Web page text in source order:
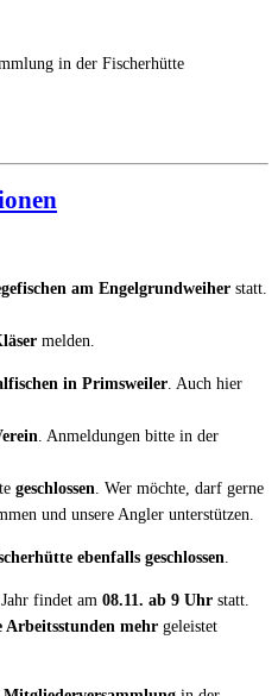
in der Fischerhütte
am Engelgrundweiher statt.
melden.
in Primsweiler. Auch hier
. Anmeldungen bitte in der
geschlossen. Wer möchte, darf gerne
und unsere Angler unterstützen.
ebenfalls geschlossen.
findet am 08.11. ab 9 Uhr statt.
Arbeitsstunden mehr geleistet